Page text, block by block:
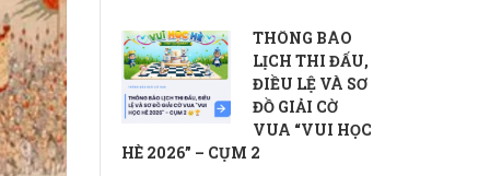
THÔNG BÁO
LỊCH THI ĐẤU,
ĐIỀU LỆ VÀ SƠ
ĐỒ GIẢI CỜ
VUA “VUI HỌC
HÈ 2026” – CỤM 2